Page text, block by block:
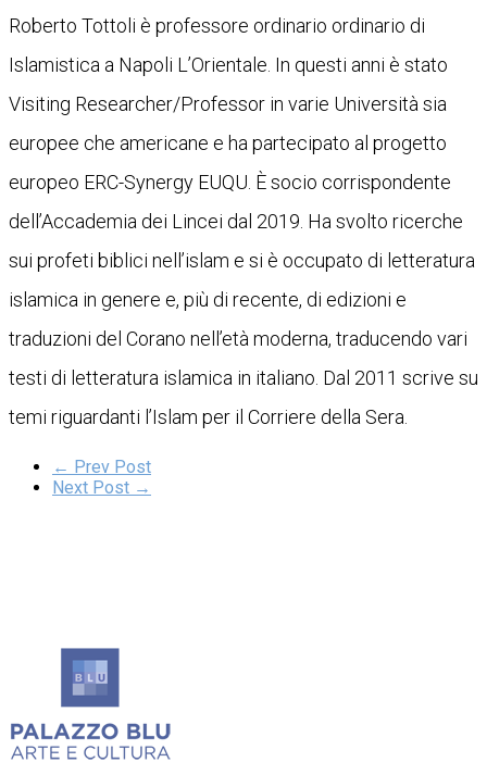
Roberto Tottoli è professore ordinario ordinario di
Islamistica a Napoli L’Orientale. In questi anni è stato
Visiting Researcher/Professor in varie Università sia
europee che americane e ha partecipato al progetto
europeo ERC-Synergy EUQU. È socio corrispondente
dell’Accademia dei Lincei dal 2019. Ha svolto ricerche
sui profeti biblici nell’islam e si è occupato di letteratura
islamica in genere e, più di recente, di edizioni e
traduzioni del Corano nell’età moderna, traducendo vari
testi di letteratura islamica in italiano. Dal 2011 scrive su
temi riguardanti l’Islam per il Corriere della Sera.
← Prev Post
Next Post →